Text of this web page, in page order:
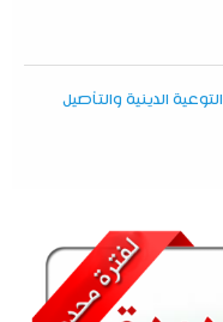
الدينية والتأصيل